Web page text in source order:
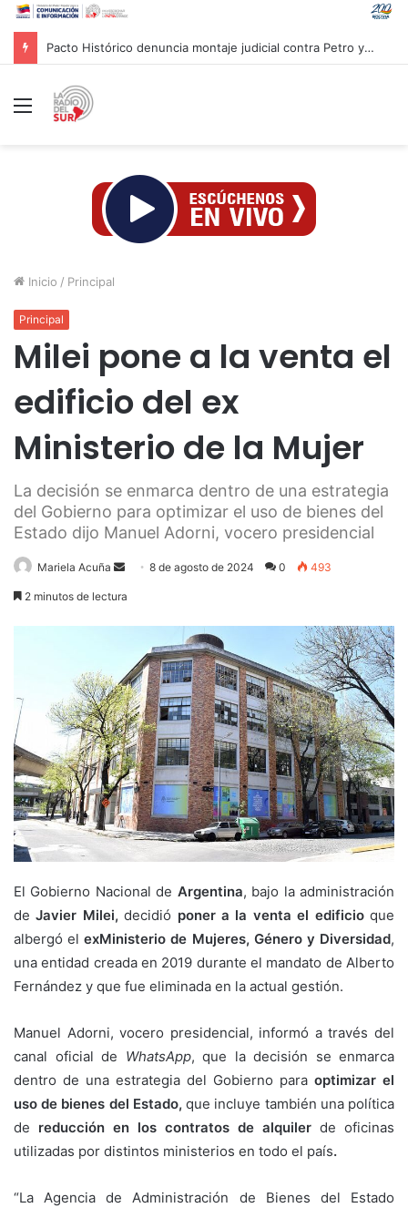
Pacto Histórico denuncia montaje judicial contra Petro y Cepeda
Menú
Inicio / Principal
Principal
Milei pone a la venta el
edificio del ex
Ministerio de la Mujer
La decisión se enmarca dentro de una estrategia
del Gobierno para optimizar el uso de bienes del
Estado dijo Manuel Adorni, vocero presidencial
Mariela Acuña
Send8 de agosto de 2024 0 493
2 minutos de lectura
El Gobierno Nacional de Argentina, bajo la administración
de Javier Milei, decidió poner a la venta el edificioque
albergó elexMinisterio de Mujeres, Género y Diversidad,
una entidad creada en 2019 durante el mandato de Alberto
Fernández y que fue eliminada en la actual gestión.
Manuel Adorni, vocero presidencial, informó a través del
canal oficial de WhatsApp, que la decisión se enmarca
dentro de una estrategia del Gobierno para optimizar el
uso de bienes del Estado,que incluye también una política
de reducción en los contratos de alquiler de oficinas
utilizadas por distintos ministerios en todo el país.
“La Agencia de Administración de Bienes del Estado